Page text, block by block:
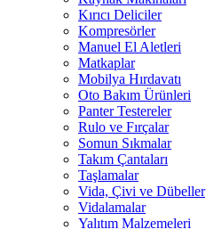
Kırıcı Deliciler
Kompresörler
Manuel El Aletleri
Matkaplar
Mobilya Hırdavatı
Oto Bakım Ürünleri
Panter Testereler
Rulo ve Fırçalar
Somun Sıkmalar
Takım Çantaları
Taşlamalar
Vida, Çivi ve Dübeller
Vidalamalar
Yalıtım Malzemeleri